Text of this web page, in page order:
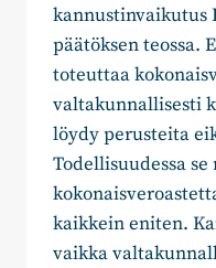
kannustinvaikutus
päätöksen teossa.
toteuttaa
valtakunnallisesti
löydy perusteita
Todellisuudessa se
kaikkein eniten.
vaikka